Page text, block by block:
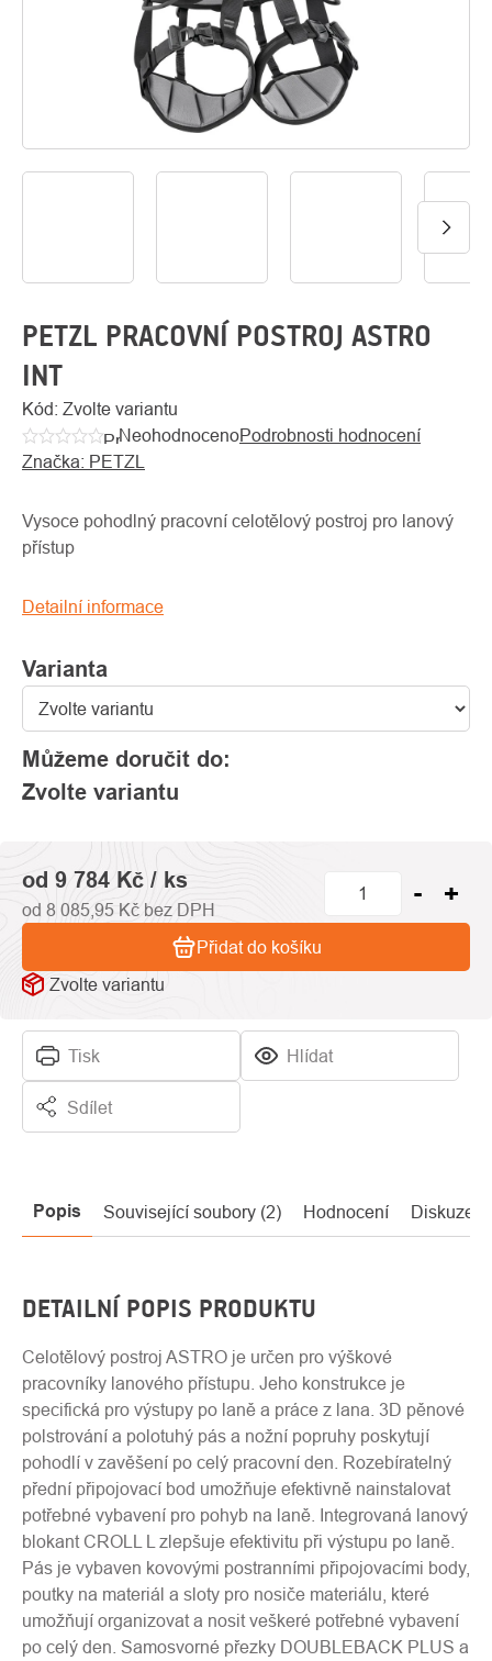
O
PETZL PRACOVNÍ POSTROJ ASTRO
INT
Kód: Zvolte variantu
Průměrné
hodnocení
je
5
NeohodnocenoPodrobnosti hodnocení
Značka: PETZL
Varianta
Můžeme doručit do:
Zvolte variantu
Vysoce pohodlný pracovní celotělový postroj pro lanový
přístup
Detailní informace
Tisk Hlídat
Sdílet
od 9 784 Kč / ks
od 8 085,95 Kč bez DPH
Zvolte variantu
Přidat do košíku
Popis Související soubory (2) Hodnocení Diskuze
DETAILNÍ POPIS PRODUKTU
Celotělový postroj ASTRO je určen pro výškové
pracovníky lanového přístupu. Jeho konstrukce je
specifická pro výstupy po laně a práce z lana. 3D pěnové
polstrování a polotuhý pás a nožní popruhy poskytují
pohodlí v zavěšení po celý pracovní den. Rozebíratelný
přední připojovací bod umožňuje efektivně nainstalovat
potřebné vybavení pro pohyb na laně. Integrovaná lanový
blokant CROLL L zlepšuje efektivitu při výstupu po laně.
Pás je vybaven kovovými postranními připojovacími body,
poutky na materiál a sloty pro nosiče materiálu, které
umožňují organizovat a nosit veškeré potřebné vybavení
po celý den. Samosvorné přezky DOUBLEBACK PLUS a